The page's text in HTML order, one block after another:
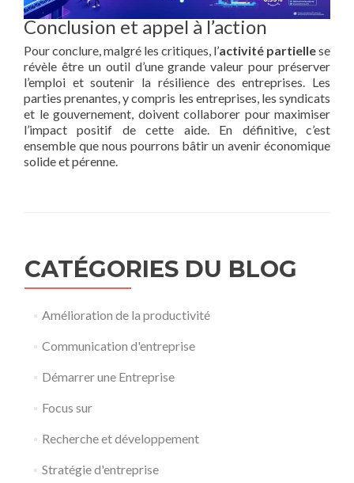
Conclusion et appel à l’action
Pour conclure, malgré les critiques, l’activité partiellese
révèle être un outil d’une grande valeur pour préserver
l’emploi et soutenir la résilience des entreprises. Les
parties prenantes, y compris les entreprises, les syndicats
et le gouvernement, doivent collaborer pour maximiser
l’impact positif de cette aide. En définitive, c’est
ensemble que nous pourrons bâtir un avenir économique
solide et pérenne.
CATÉGORIES DU BLOG
Amélioration de la productivité
Communication d'entreprise
Démarrer une Entreprise
Focus sur
Recherche et développement
Stratégie d'entreprise